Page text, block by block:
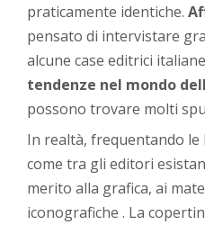
praticamente identiche.
pensato di intervistare
alcune case editrici
tendenze nel mondo
possono trovare molti
In realtà, frequentando
come tra gli editori
merito alla grafica, ai
iconografiche . La